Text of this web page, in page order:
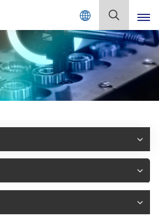
English
Français
Deutsch
Русский
Español
Português